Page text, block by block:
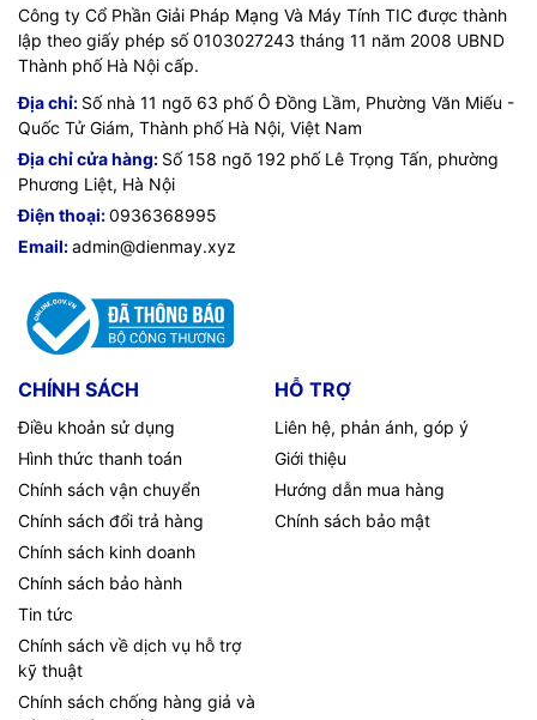
Công ty Cổ Phần Giải Pháp Mạng Và Máy Tính TIC được thành
lập theo giấy phép số 0103027243 tháng 11 năm 2008 UBND
Thành phố Hà Nội cấp.
Địa chỉ: Số nhà 11 ngõ 63 phố Ô Đồng Lầm, Phường Văn Miếu -
Quốc Tử Giám, Thành phố Hà Nội, Việt Nam
Địa chỉ cửa hàng: Số 158 ngõ 192 phố Lê Trọng Tấn, phường
Phương Liệt, Hà Nội
Điện thoại:0936368995
Email:admin@dienmay.xyz
CHÍNH SÁCH
Điều khoản sử dụng
Hình thức thanh toán
Chính sách vận chuyển
Chính sách đổi trả hàng
Chính sách kinh doanh
Chính sách bảo hành
Tin tức
Chính sách về dịch vụ hỗ trợ
kỹ thuật
Chính sách chống hàng giả và
HỖ TRỢ
Liên hệ, phản ánh, góp ý
Giới thiệu
Hướng dẫn mua hàng
Chính sách bảo mật